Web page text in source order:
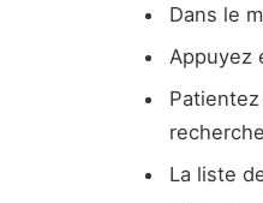
Dans le
Appuyez
La liste